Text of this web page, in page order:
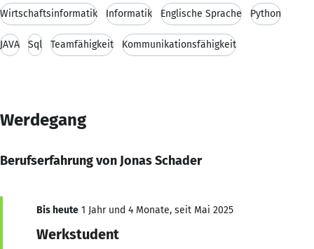
Wirtschaftsinformatik Informatik Englische Sprache Python
JAVA Sql Teamfähigkeit Kommunikationsfähigkeit
Werdegang
Berufserfahrung von Jonas Schader
Bis heute 1 Jahr und 4 Monate, seit Mai 2025
Werkstudent